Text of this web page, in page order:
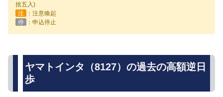
捨五入)
注
：注意喚起
停
：申込停止
ヤマトインタ（8127）の過去の高額逆日
歩